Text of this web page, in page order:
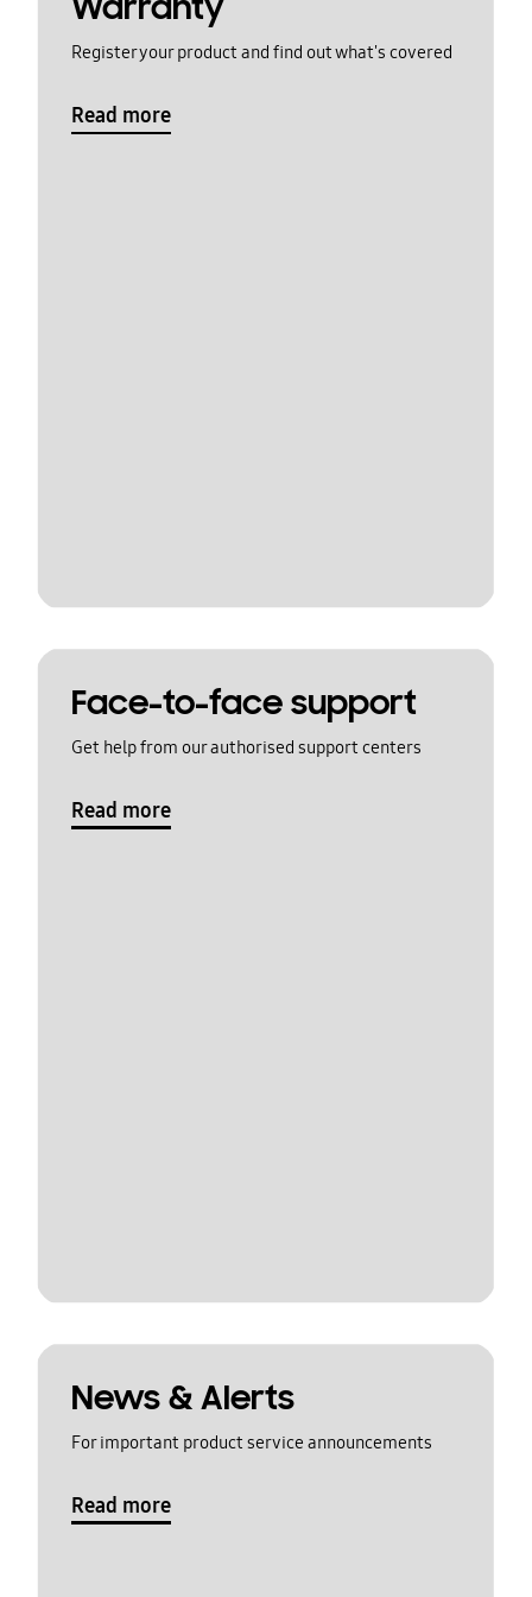
Register your product and find out what's covered
Read more
Face-to-face support
Get help from our authorised support centers
Read more
News & Alerts
For important product service announcements
Read more